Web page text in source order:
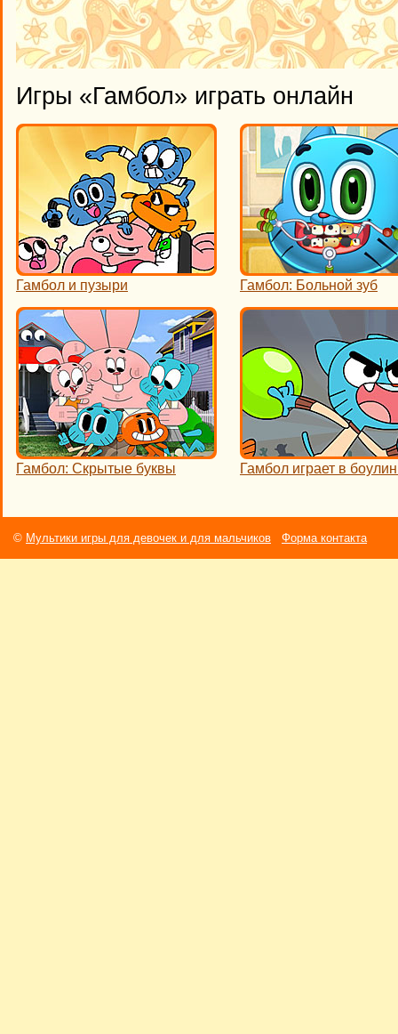
Игры «Гамбол» играть онлайн
Гамбол и пузыри Гамбол: Больной зуб
Гамбол: Скрытые буквы Гамбол играет в
© Мультики игры для девочек и для мальчиков Форма контакта